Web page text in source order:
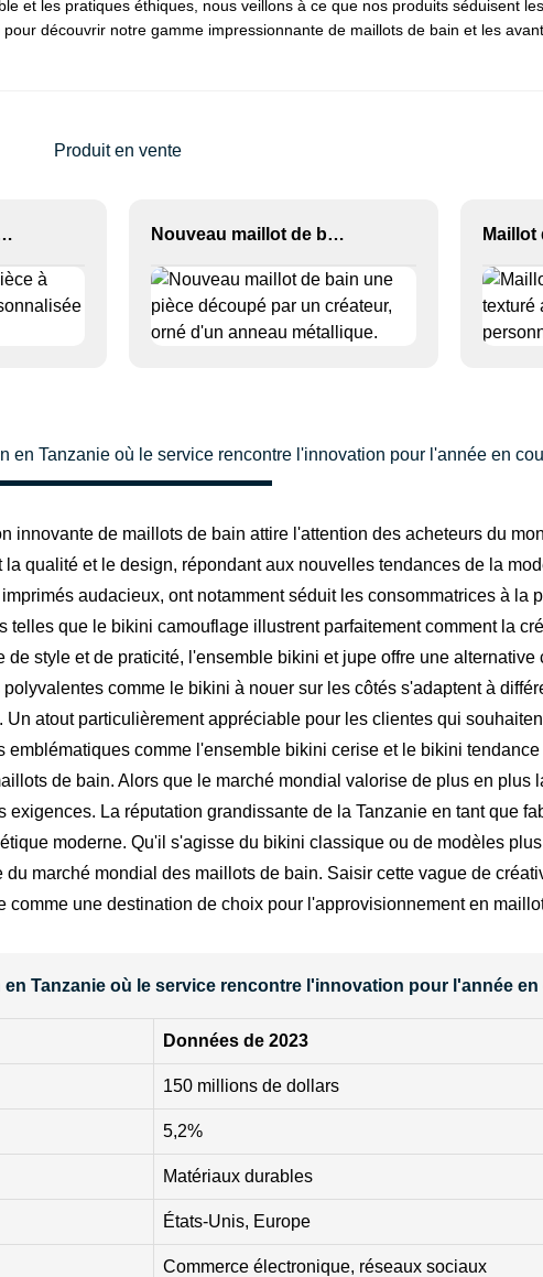
et les pratiques éthiques, nous veillons à ce que nos produits séduisent
découvrir notre gamme impressionnante de maillots de bain et les
Produit en vente
contrastée personnalisée OEM 2026 Nouveau maillot de bain une pièce découpé par un créateur, orné d'un anneau métallique.
en Tanzanie où le service rencontre l'innovation pour l'année en
de maillots de bain attire l'attention des acheteurs du
qualité et le design, répondant aux nouvelles tendances de la
audacieux, ont notamment séduit les consommatrices à la
que le bikini camouflage illustrent parfaitement comment la
style et de praticité, l'ensemble bikini et jupe offre une alternative
comme le bikini à nouer sur les côtés s'adaptent à
atout particulièrement appréciable pour les clientes qui
comme l'ensemble bikini cerise et le bikini
de bain. Alors que le marché mondial valorise de plus en plus
La réputation grandissante de la Tanzanie en tant que
moderne. Qu'il s'agisse du bikini classique ou de modèles
marché mondial des maillots de bain. Saisir cette vague de
une destination de choix pour l'approvisionnement en
Tanzanie où le service rencontre l'innovation pour l'année
Données de 2023
150 millions de dollars
5,2%
Matériaux durables
États-Unis, Europe
Commerce électronique, réseaux sociaux